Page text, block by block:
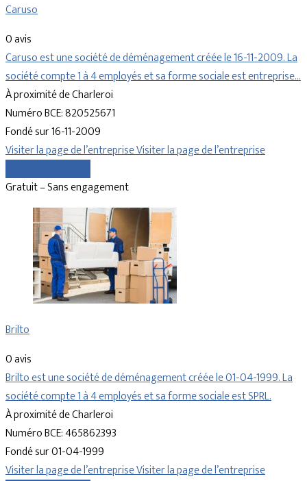
Caruso
0 avis
Caruso est une société de déménagement créée le 16-11-2009. La
société compte 1 à 4 employés et sa forme sociale est entreprise…
À proximité de Charleroi
Numéro BCE: 820525671
Fondé sur 16-11-2009
Visiter la page de l’entrepriseVisiter la page de l’entreprise
Gratuit – Sans engagement
Brilto
0 avis
Brilto est une société de déménagement créée le 01-04-1999. La
société compte 1 à 4 employés et sa forme sociale est SPRL.
À proximité de Charleroi
Numéro BCE: 465862393
Fondé sur 01-04-1999
Visiter la page de l’entrepriseVisiter la page de l’entreprise